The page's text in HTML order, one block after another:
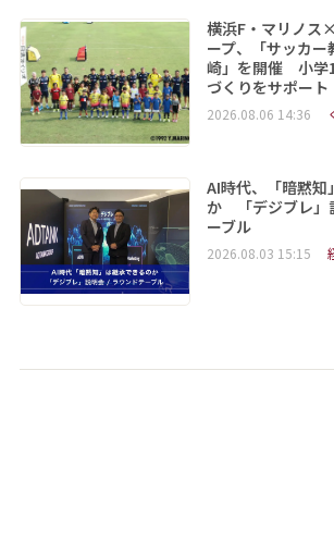
横浜F・マリノス
ープ、「サッカ
崎」を開催 小学
づくりをサポート
2026.08.06 14:36
AI時代、「暗黙知
か 「デジブレ」
ーブル
2026.08.03 15:15